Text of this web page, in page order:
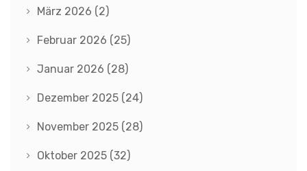
März 2026 (2)
Februar 2026 (25)
Januar 2026 (28)
Dezember 2025 (24)
November 2025 (28)
Oktober 2025 (32)